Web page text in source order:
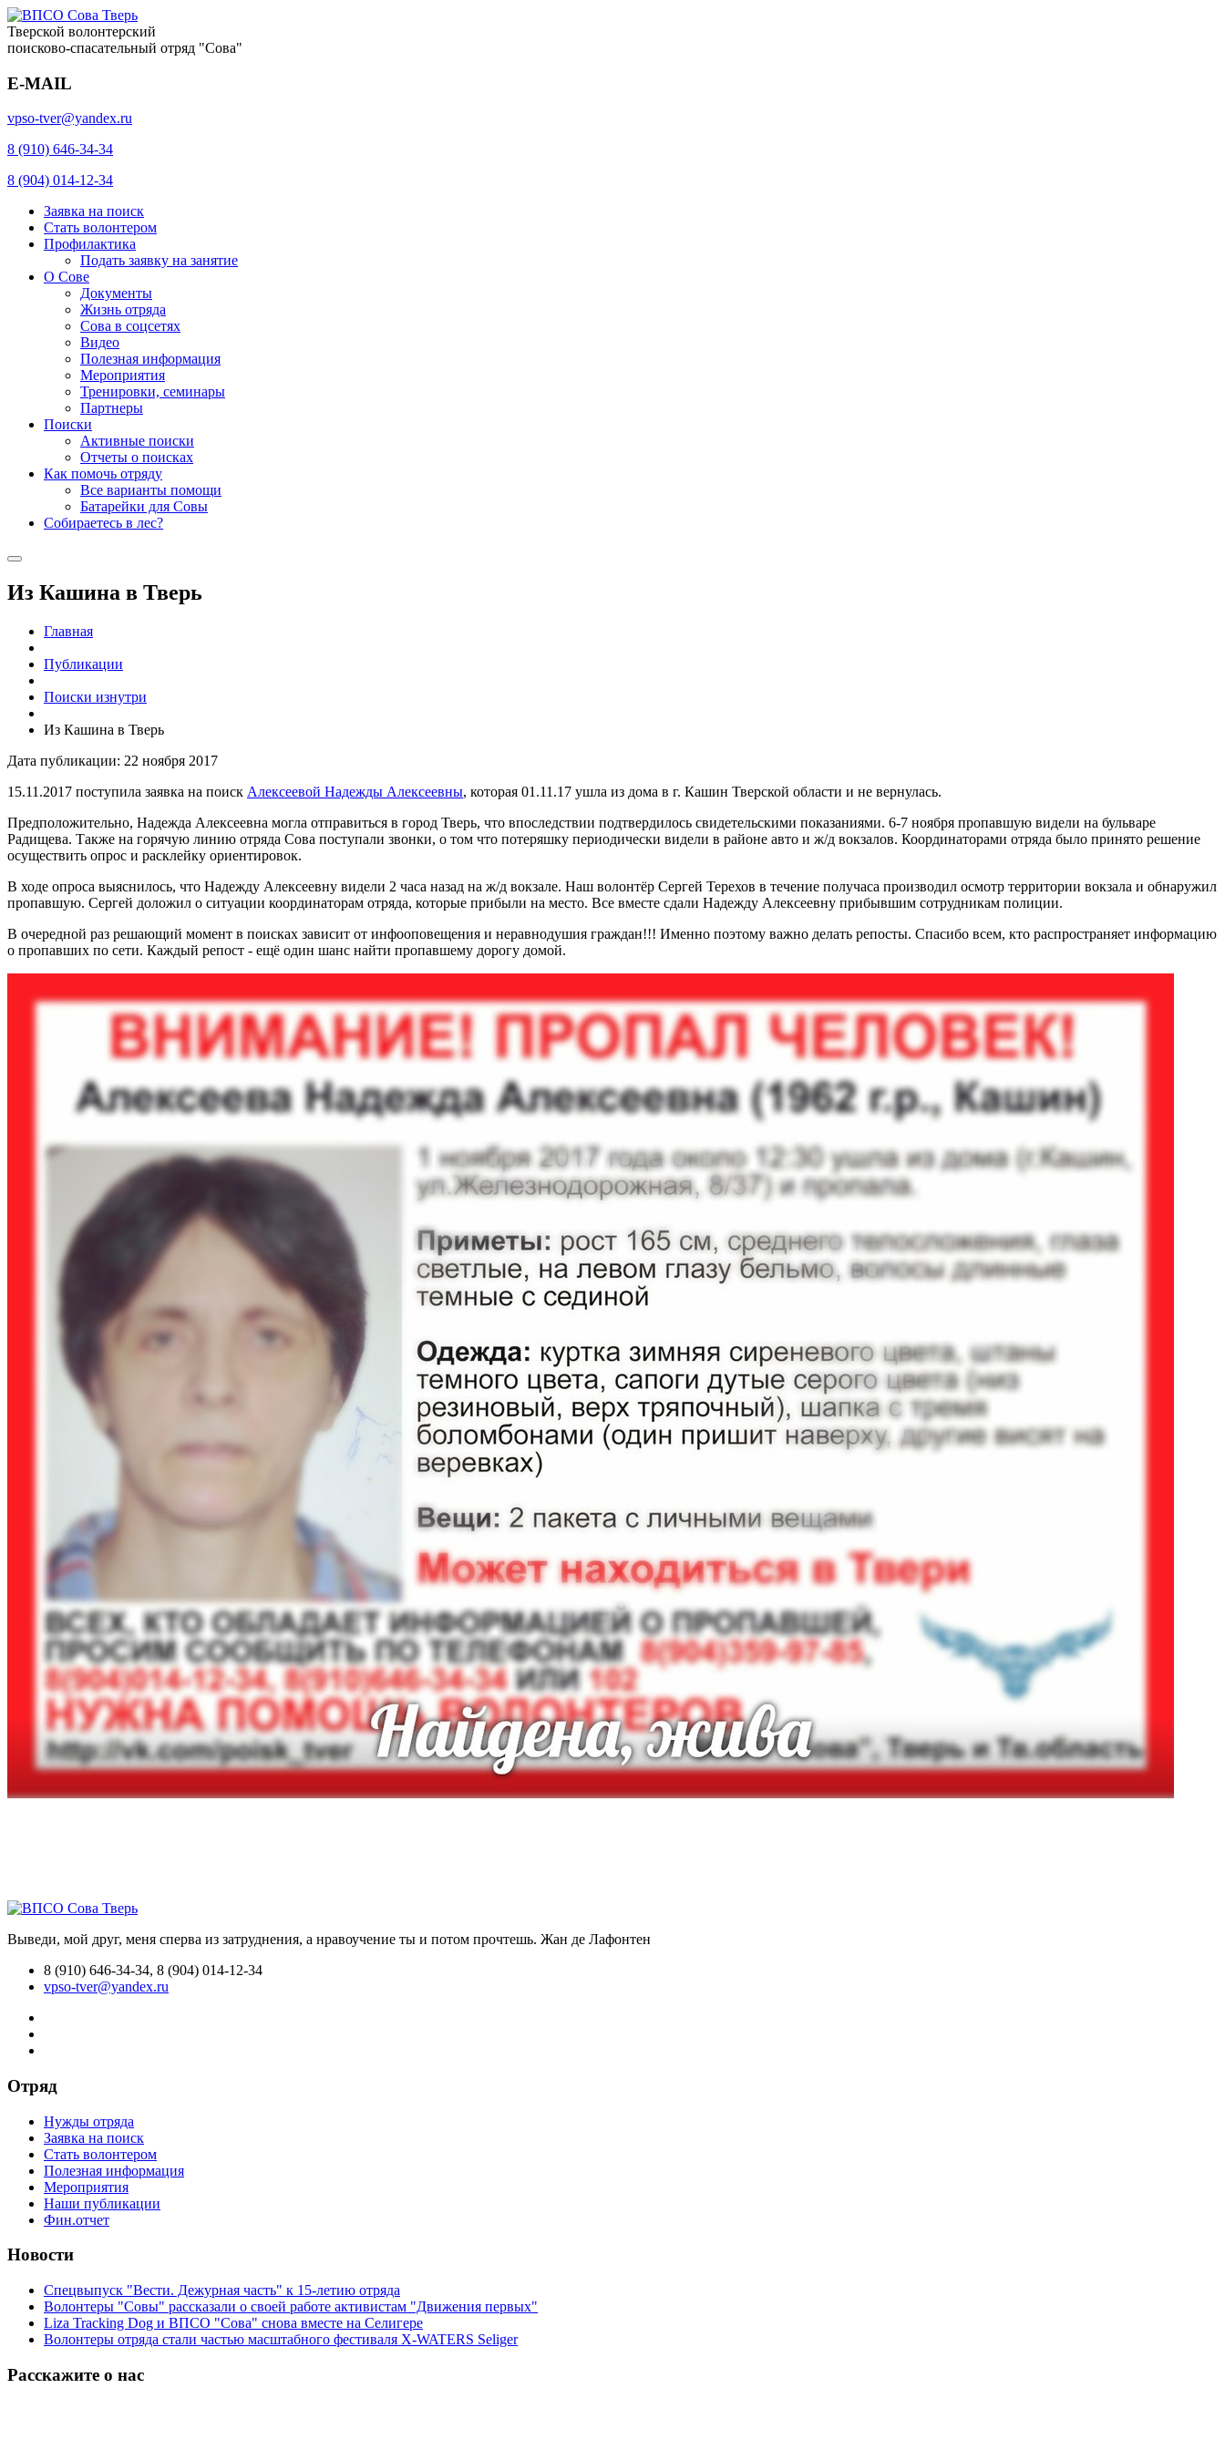
Тверской волонтерский
поисково-спасательный отряд "Сова"
E-MAIL
vpso-tver@yandex.ru
8 (910) 646-34-34
8 (904) 014-12-34
Заявка на поиск
Стать волонтером
Профилактика
Подать заявку на занятие
О Сове
Документы
Жизнь отряда
Сова в соцсетях
Видео
Полезная информация
Мероприятия
Тренировки, семинары
Партнеры
Поиски
Активные поиски
Отчеты о поисках
Как помочь отряду
Все варианты помощи
Батарейки для Совы
Собираетесь в лес?
Из Кашина в Тверь
Главная
Публикации
Поиски изнутри
Из Кашина в Тверь
Дата публикации: 22 ноября 2017
15.11.2017 поступила заявка на поиск Алексеевой Надежды Алексеевны, которая 01.11.17 ушла из дома в г. Кашин Тверской области и не вернулась.
Предположительно, Надежда Алексеевна могла отправиться в город Тверь, что впоследствии подтвердилось свидетельскими показаниями. 6-7 ноября пропавшую видели на бульваре
Радищева. Также на горячую линию отряда Сова поступали звонки, о том что потеряшку периодически видели в районе авто и ж/д вокзалов. Координаторами отряда было принято решение
осуществить опрос и расклейку ориентировок.
В ходе опроса выяснилось, что Надежду Алексеевну видели 2 часа назад на ж/д вокзале. Наш волонтёр Сергей Терехов в течение получаса производил осмотр территории вокзала и обнаружил
пропавшую. Сергей доложил о ситуации координаторам отряда, которые прибыли на место. Все вместе сдали Надежду Алексеевну прибывшим сотрудникам полиции.
В очередной раз решающий момент в поисках зависит от инфооповещения и неравнодушия граждан!!! Именно поэтому важно делать репосты. Спасибо всем, кто распространяет информацию
о пропавших по сети. Каждый репост - ещё один шанс найти пропавшему дорогу домой.
Выведи, мой друг, меня сперва из затруднения, а нравоучение ты и потом прочтешь. Жан де Лафонтен
8 (910) 646-34-34, 8 (904) 014-12-34
vpso-tver@yandex.ru
Отряд
Нужды отряда
Заявка на поиск
Стать волонтером
Полезная информация
Мероприятия
Наши публикации
Фин.отчет
Новости
Спецвыпуск "Вести. Дежурная часть" к 15-летию отряда
Волонтеры "Совы" рассказали о своей работе активистам "Движения первых"
Liza Tracking Dog и ВПСО "Сова" снова вместе на Селигере
Волонтеры отряда стали частью масштабного фестиваля X-WATERS Seliger
Расскажите о нас